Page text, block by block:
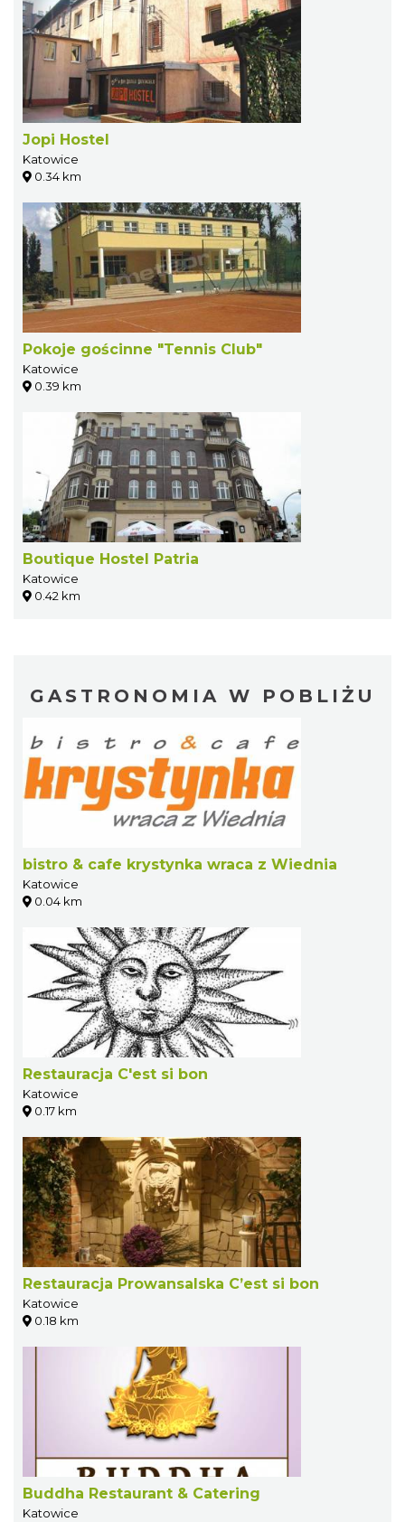
Jopi Hostel
Katowice
0.34 km
Pokoje gościnne "Tennis Club"
Katowice
0.39 km
Boutique Hostel Patria
Katowice
0.42 km
GASTRONOMIA W POBLIŻU
bistro & cafe krystynka wraca z Wiednia
Katowice
0.04 km
Restauracja C'est si bon
Katowice
0.17 km
Restauracja Prowansalska C’est si bon
Katowice
0.18 km
Buddha Restaurant & Catering
Katowice